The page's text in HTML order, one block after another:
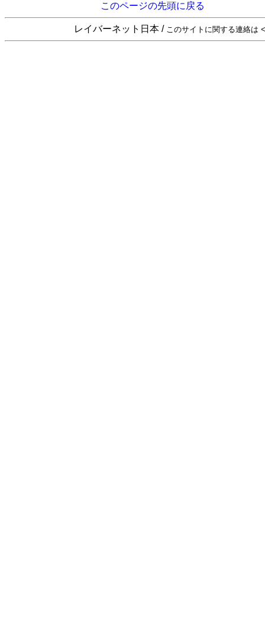
このページの先頭に戻る
レイバーネット日本 / このサイトに関する連絡は